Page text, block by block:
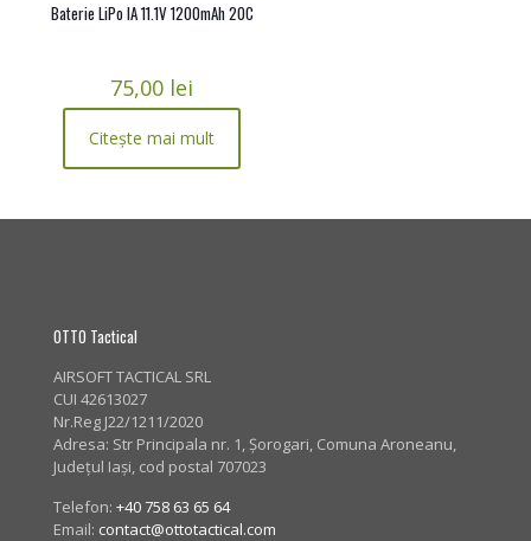
Baterie LiPo IA 11.1V 1200mAh 20C
75,00 lei
Citește mai mult
OTTO Tactical
AIRSOFT TACTICAL SRL
CUI 42613027
Nr.Reg J22/1211/2020
Adresa: Str Principala nr. 1, Șorogari, Comuna Aroneanu,
Județul Iași, cod postal 707023
Telefon: +40 758 63 65 64
Email: contact@ottotactical.com